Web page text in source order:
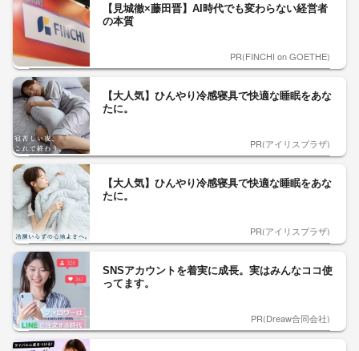
【見城徹×藤田晋】AI時代でも変わらない経営者
の本質
PR(FINCHI on GOETHE)
【大人気】ひんやり冷感寝具で快適な睡眠をあな
たに。
PR(アイリスプラザ)
【大人気】ひんやり冷感寝具で快適な睡眠をあな
たに。
PR(アイリスプラザ)
SNSアカウントを着実に成長。実はみんなココ使
ってます。
PR(Dreaw合同会社)